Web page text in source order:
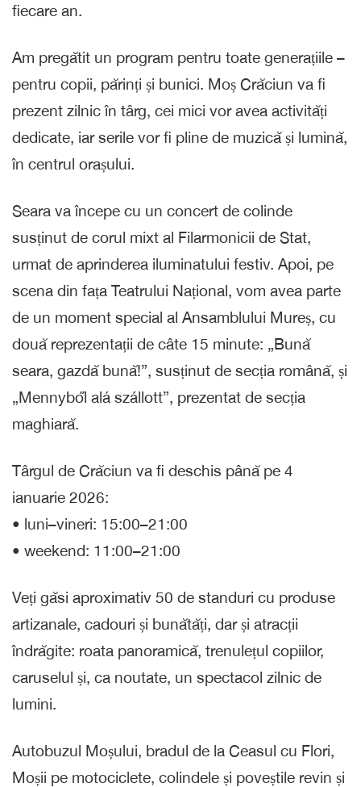
fiecare an.
Am pregătit un program pentru toate generațiile –
pentru copii, părinți și bunici. Moș Crăciun va fi
prezent zilnic în târg, cei mici vor avea activități
dedicate, iar serile vor fi pline de muzică și lumină,
în centrul orașului.
Seara va începe cu un concert de colinde
susținut de corul mixt al Filarmonicii de Stat,
urmat de aprinderea iluminatului festiv. Apoi, pe
scena din fața Teatrului Național, vom avea parte
de un moment special al Ansamblului Mureș, cu
două reprezentații de câte 15 minute: „Bună
seara, gazdă bună!”, susținut de secția română, și
„Mennyből alá szállott”, prezentat de secția
maghiară.
Târgul de Crăciun va fi deschis până pe 4
ianuarie 2026:
• luni–vineri: 15:00–21:00
• weekend: 11:00–21:00
Veți găsi aproximativ 50 de standuri cu produse
artizanale, cadouri și bunătăți, dar și atracții
îndrăgite: roata panoramică, trenulețul copiilor,
caruselul și, ca noutate, un spectacol zilnic de
lumini.
Autobuzul Moșului, bradul de la Ceasul cu Flori,
Moșii pe motociclete, colindele și poveștile revin și